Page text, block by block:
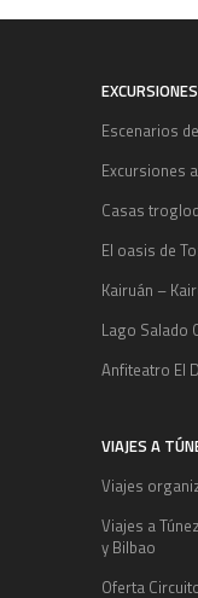
EXCURSIONES
Escenarios
Excursiones
Casas
El oasis de
Kairuán –
Lago Salado
Anfiteatro El
VIAJES A
Viajes
Viajes a
y Bilbao
Oferta